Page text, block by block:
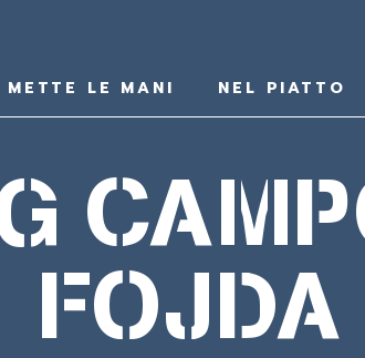
LE MANI NEL PIATTO
FOJDA